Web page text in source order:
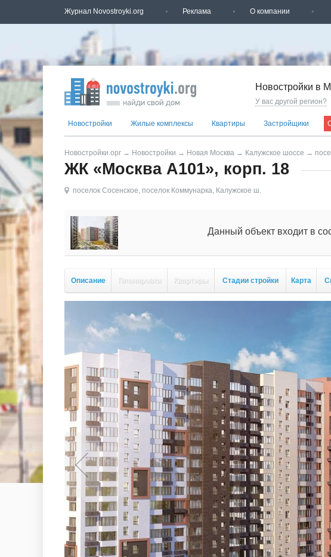
Журнал Novostroyki.org Реклама О компании
Новостройки в
У вас другой регион?
Новостройки Жилые комплексы Квартиры Застройщики
Новостройки.орг → Новостройки → Новая Москва → Калужское шоссе →
ЖК «Москва А101», корп. 18
поселок Сосенское, поселок Коммунарка, Калужское ш.
Данный объект входит в
Описание Планировки Квартиры Стадии стройки Карта